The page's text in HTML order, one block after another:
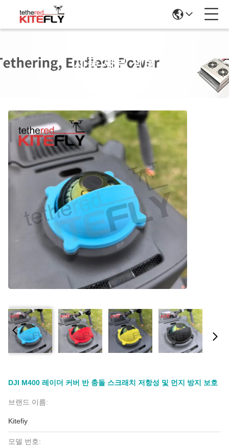
제품 세부 정보
DJI M400 레이더 커버 반 충돌 스크래치 저항성 및 먼지 방지 보호
브랜드 이름:
Kitefiy
모델 번호: